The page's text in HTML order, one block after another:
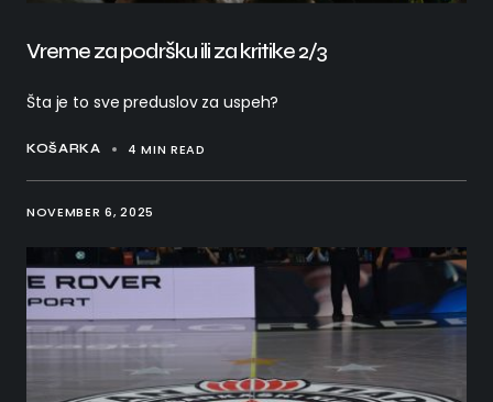
KOŠARKA 4 MIN READ
Vreme za podršku ili za kritike 2/3
Šta je to sve preduslov za uspeh?
NOVEMBER 6, 2025